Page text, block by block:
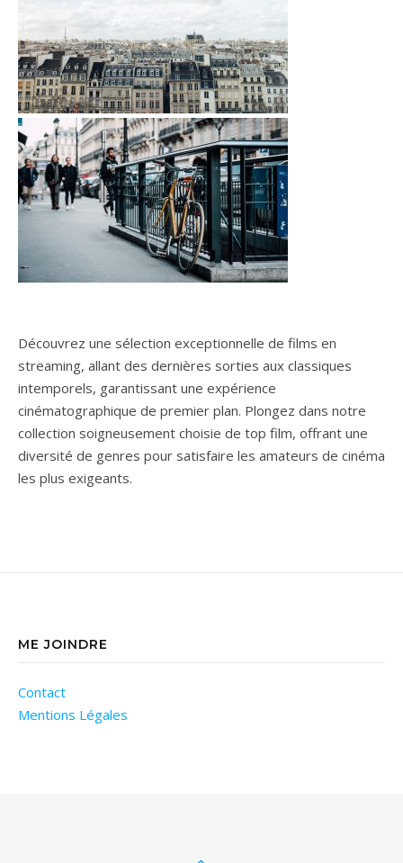
Découvrez une sélection exceptionnelle de films en
streaming, allant des dernières sorties aux classiques
intemporels, garantissant une expérience
cinématographique de premier plan. Plongez dans notre
collection soigneusement choisie de top film, offrant une
diversité de genres pour satisfaire les amateurs de cinéma
les plus exigeants.
ME JOINDRE
Contact
Mentions Légales